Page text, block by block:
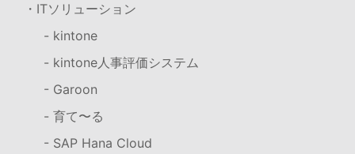
・ITソリューション
- kintone
- kintone人事評価システム
- Garoon
- 育て〜る
- SAP Hana Cloud